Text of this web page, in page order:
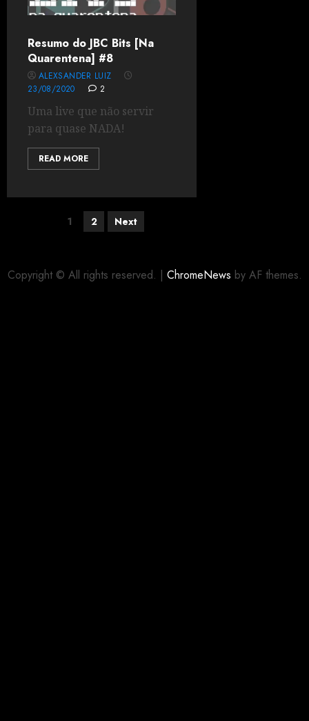
Resumo do JBC Bits [Na
Quarentena] #8
ALEXSANDER LUIZ
23/08/2020
2
Uma live que não servir
para quase NADA!
READ MORE
1 2 Next
Copyright © All rights reserved. | ChromeNews by AF themes.